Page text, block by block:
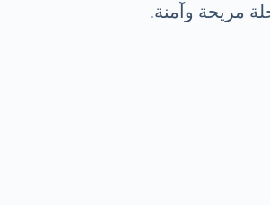
مريحة وآمنة.